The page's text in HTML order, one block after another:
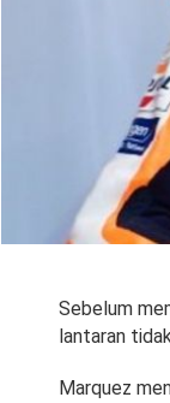
Sebelum
lantaran
Marquez